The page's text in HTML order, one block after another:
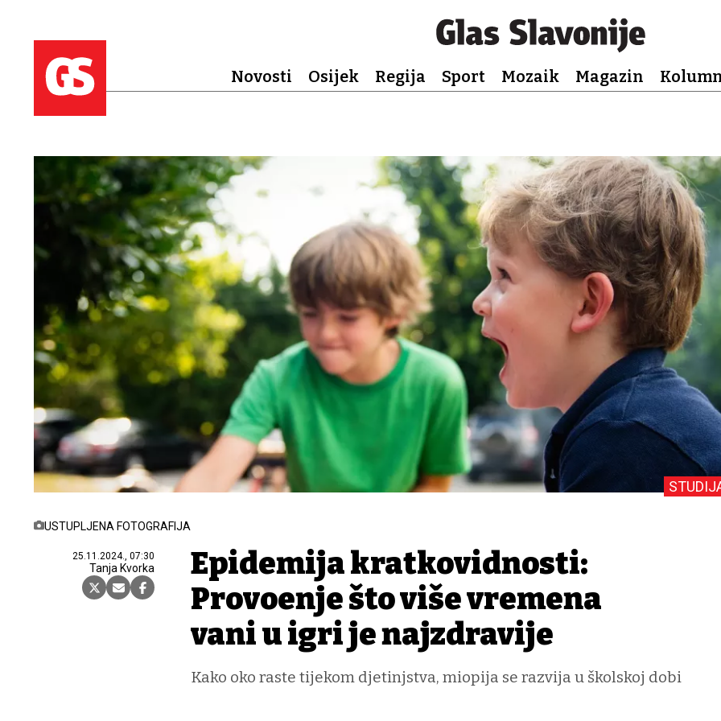
Novosti Osijek Regija Sport Mozaik Magazin
USTUPLJENA FOTOGRAFIJA
25.11.2024., 07:30
Tanja Kvorka
Epidemija kratkovidnosti:
Provođenje što više vremena
vani u igri je najzdravije
Kako oko raste tijekom djetinjstva, miopija se razvija u školskoj dobi